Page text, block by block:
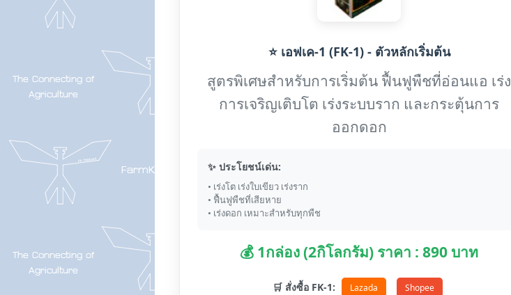
⭐ เอฟเค-1 (FK-1) - ตัวหลักเริ่มต้น
สูตรพิเศษสำหรับการเริ่มต้น ฟื้นฟูพืชที่อ่อนแอ เร่ง
การเจริญเติบโต เร่งระบบราก และกระตุ้นการ
ออกดอก
✨ ประโยชน์เด่น:
• เร่งโต เร่งใบเขียว เร่งราก
• ฟื้นฟูพืชที่เสียหาย
• เร่งดอก เหมาะสำหรับทุกพืช
💰 1กล่อง (2กิโลกรัม) ราคา : 890 บาท
🛒 สั่งซื้อ FK-1: Lazada Shopee